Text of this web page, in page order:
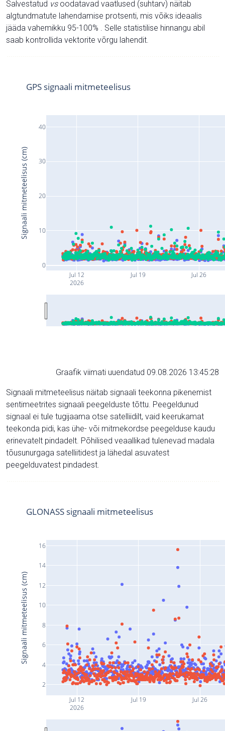
Salvestatud vsoodatavad vaatlused (suhtarv) näitab
algtundmatute lahendamise protsenti, mis võiks ideaalis
jääda vahemikku 95-100% . Selle statistilise hinnangu abil
saab kontrollida vektorite võrgu lahendit.
Jul 12
2026
Jul 19 Jul 26
0
10
20
30
40
GPS signaali mitmeteelisus
Signaali mitmeteelisus (cm)
Graafik viimati uuendatud 09.08.2026 13:45:28
Signaali mitmeteelisus näitab signaali teekonna pikenemist
sentimeetrites signaali peegelduste tõttu. Peegeldunud
signaal ei tule tugijaama otse satelliidilt, vaid keerukamat
teekonda pidi, kas ühe- või mitmekordse peegelduse kaudu
erinevatelt pindadelt. Põhilised veaallikad tulenevad madala
tõusunurgaga satelliitidest ja lähedal asuvatest
peegelduvatest pindadest.
Jul 12
2026
Jul 19 Jul 26
2
4
6
8
10
12
14
16
GLONASS signaali mitmeteelisus
Signaali mitmeteelisus (cm)